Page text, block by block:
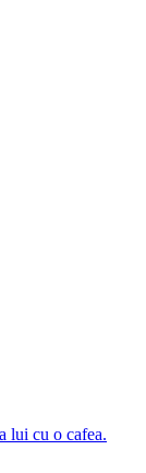
lui cu o cafea.